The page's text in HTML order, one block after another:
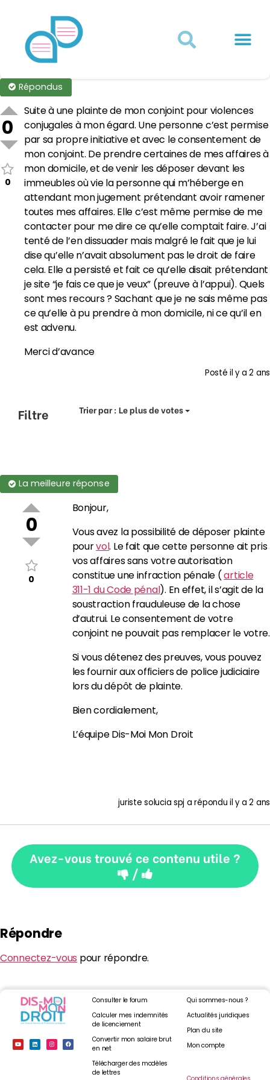
Répondus
0
0
Suite à une plainte de mon conjoint pour violences
conjugales à mon égard. Une personne c’est permise
par sa propre initiative et avec le consentement de
mon conjoint. De prendre certaines de mes affaires à
mon domicile, et de venir les déposer devant les
immeubles où vie la personne qui m’héberge en
attendant mon jugement prétendant avoir ramener
toutes mes affaires. Elle c’est même permise de me
contacter pour me dire ce qu’elle comptait faire. J’ai
tenté de l’en dissuader mais malgré le fait que je lui
dise qu’elle n’avait absolument pas le droit de faire
cela. Elle a persisté et fait ce qu’elle disait prétendant
je site “je fais ce que je veux” (preuve à l’appui). Quels
sont mes recours ? Sachant que je ne sais même pas
ce qu’elle à pu prendre à mon domicile, ni ce qu’il en
est advenu.
Merci d’avance
Postéil y a 2 ans
Filtre Trier par :Le plus de votes
La meilleure réponse
0
0
Bonjour,
Vous avez la possibilité de déposer plainte
pourvol. Le fait que cette personne ait pris
vos affaires sans votre autorisation
constitue une infraction pénale (article
311-1 du Code pénal). En effet, il s’agit de la
soustraction frauduleuse de la chose
d’autrui. Le consentement de votre
conjoint ne pouvait pas remplacer le votre.
Si vous détenez des preuves, vous pouvez
les fournir aux officiers de police judiciaire
lors du dépôt de plainte.
Bien cordialement,
L’équipe Dis-Moi Mon Droit
juriste solucia spj a réponduil y a 2 ans
Avez-vous trouvé ce contenu utile ?
/
Répondre
Connectez-vous pour répondre.
Consulter le forum
Calculer mes indemnités
de licenciement
Convertir mon salaire brut
en net
Télécharger des modèles
de lettres
Qui sommes-nous ?
Actualités juridiques
Plan du site
Mon compte